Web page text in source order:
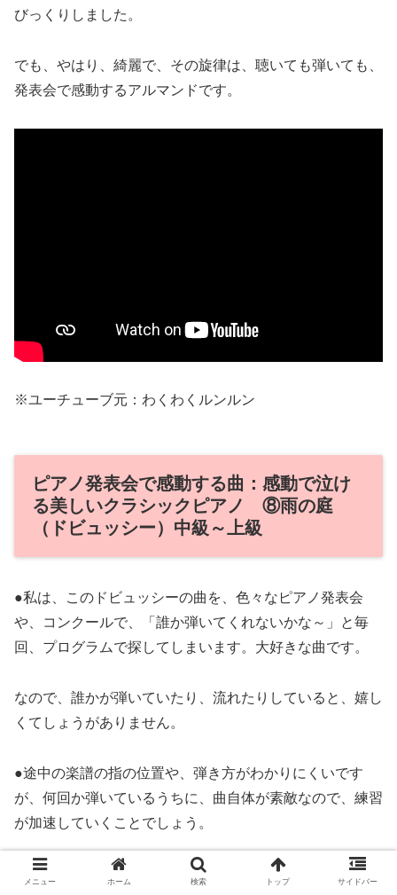
びっくりしました。
でも、やはり、綺麗で、その旋律は、聴いても弾いても、
発表会で感動するアルマンドです。
※ユーチューブ元：わくわくルンルン
ピアノ発表会で感動する曲：感動で泣け
る美しいクラシックピアノ ⑧雨の庭
（ドビュッシー）中級～上級
●私は、このドビュッシーの曲を、色々なピアノ発表会
や、コンクールで、「誰か弾いてくれないかな～」と毎
回、プログラムで探してしまいます。大好きな曲です。
なので、誰かが弾いていたり、流れたりしていると、嬉し
くてしょうがありません。
●途中の楽譜の指の位置や、弾き方がわかりにくいです
が、何回か弾いているうちに、曲自体が素敵なので、練習
が加速していくことでしょう。
是非、ピアノをずっと習ってきた中学生・高校生・もちろ
メニュー ホーム 検索 トップ サイドバー